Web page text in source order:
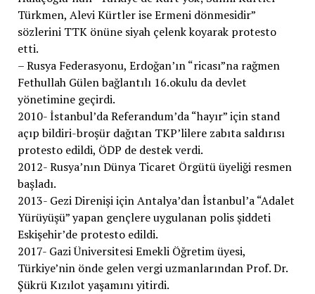
Türkmen, Alevi Kürtler ise Ermeni dönmesidir”
sözlerini TTK önüne siyah çelenk koyarak protesto
etti.
– Rusya Federasyonu, Erdoğan’ın “ricası”na rağmen
Fethullah Gülen bağlantılı 16.okulu da devlet
yönetimine geçirdi.
2010- İstanbul’da Referandum’da “hayır” için stand
açıp bildiri-broşür dağıtan TKP’lilere zabıta saldırısı
protesto edildi, ÖDP de destek verdi.
2012- Rusya’nın Dünya Ticaret Örgütü üyeliği resmen
başladı.
2013- Gezi Direnişi için Antalya’dan İstanbul’a “Adalet
Yürüyüşü” yapan gençlere uygulanan polis şiddeti
Eskişehir’de protesto edildi.
2017- Gazi Üniversitesi Emekli Öğretim üyesi,
Türkiye’nin önde gelen vergi uzmanlarından Prof. Dr.
Şükrü Kızılot yaşamını yitirdi.